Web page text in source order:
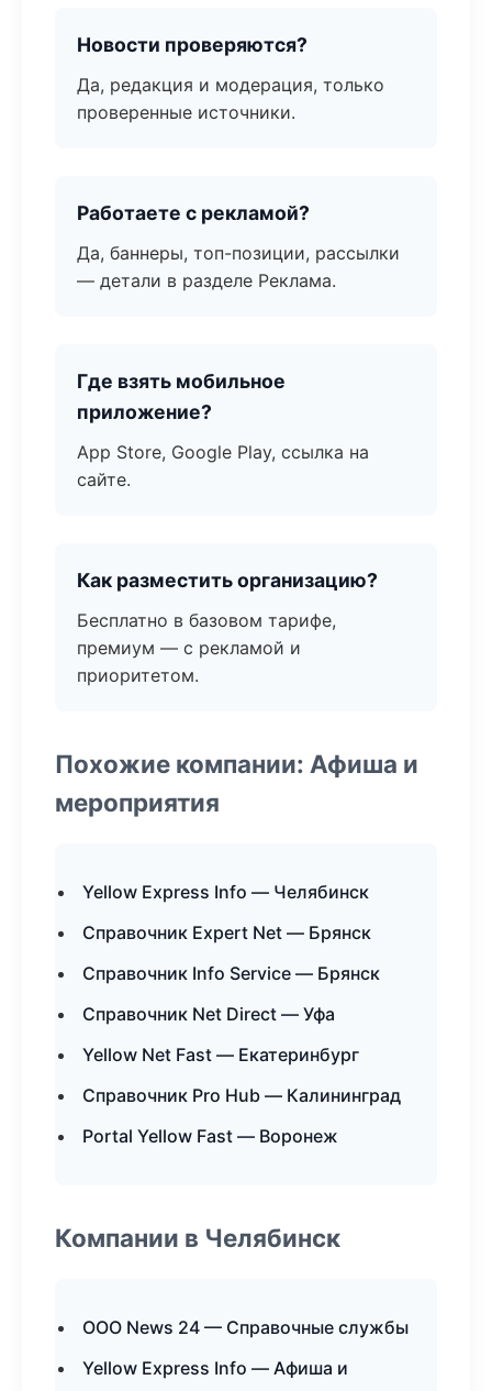
Новости проверяются?
Да, редакция и модерация, только
проверенные источники.
Работаете с рекламой?
Да, баннеры, топ-позиции, рассылки
— детали в разделе Реклама.
Где взять мобильное
приложение?
App Store, Google Play, ссылка на
сайте.
Как разместить организацию?
Бесплатно в базовом тарифе,
премиум — с рекламой и
приоритетом.
Похожие компании: Афиша и
мероприятия
Yellow Express Info — Челябинск
Справочник Expert Net — Брянск
Справочник Info Service — Брянск
Справочник Net Direct — Уфа
Yellow Net Fast — Екатеринбург
Справочник Pro Hub — Калининград
Portal Yellow Fast — Воронеж
Компании в Челябинск
ООО News 24 — Справочные службы
Yellow Express Info — Афиша и